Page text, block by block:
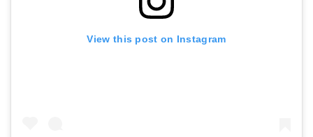
View this post on Instagram